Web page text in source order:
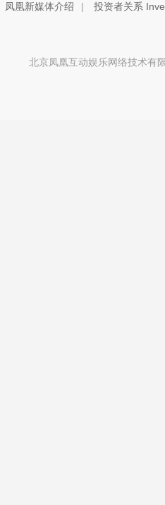
凤凰新媒体介绍 | 投资者关系
北京凤凰互动娱乐网络技术有